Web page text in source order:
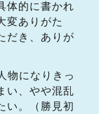
体的に書かれ
変ありがた
だき、ありが
物になりきっ
い、やや混乱
い。（勝見初